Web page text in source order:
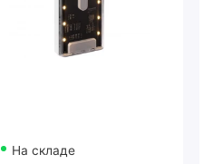
На складе